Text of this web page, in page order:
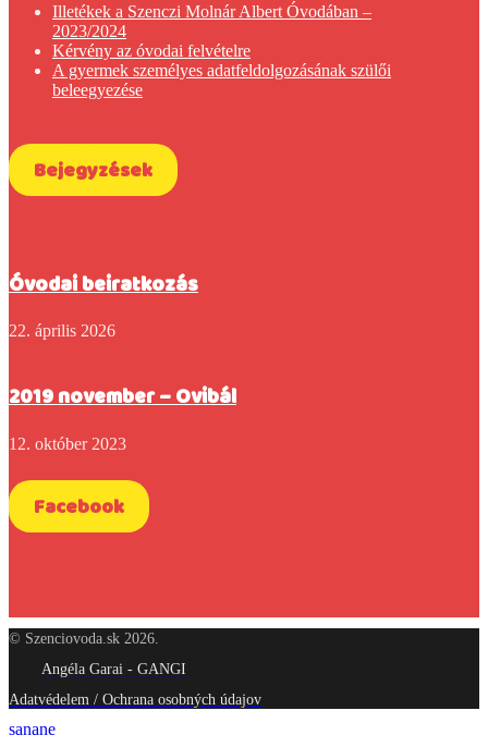
Illetékek a Szenczi Molnár Albert Óvodában –
2023/2024
Kérvény az óvodai felvételre
A gyermek személyes adatfeldolgozásának szülői
beleegyezése
Bejegyzések
Óvodai beiratkozás
22. április 2026
2019 november – Ovibál
12. október 2023
Facebook
© Szenciovoda.sk 2026.
Angéla Garai - GANGI
Adatvédelem / Ochrana osobných údajov
sanane